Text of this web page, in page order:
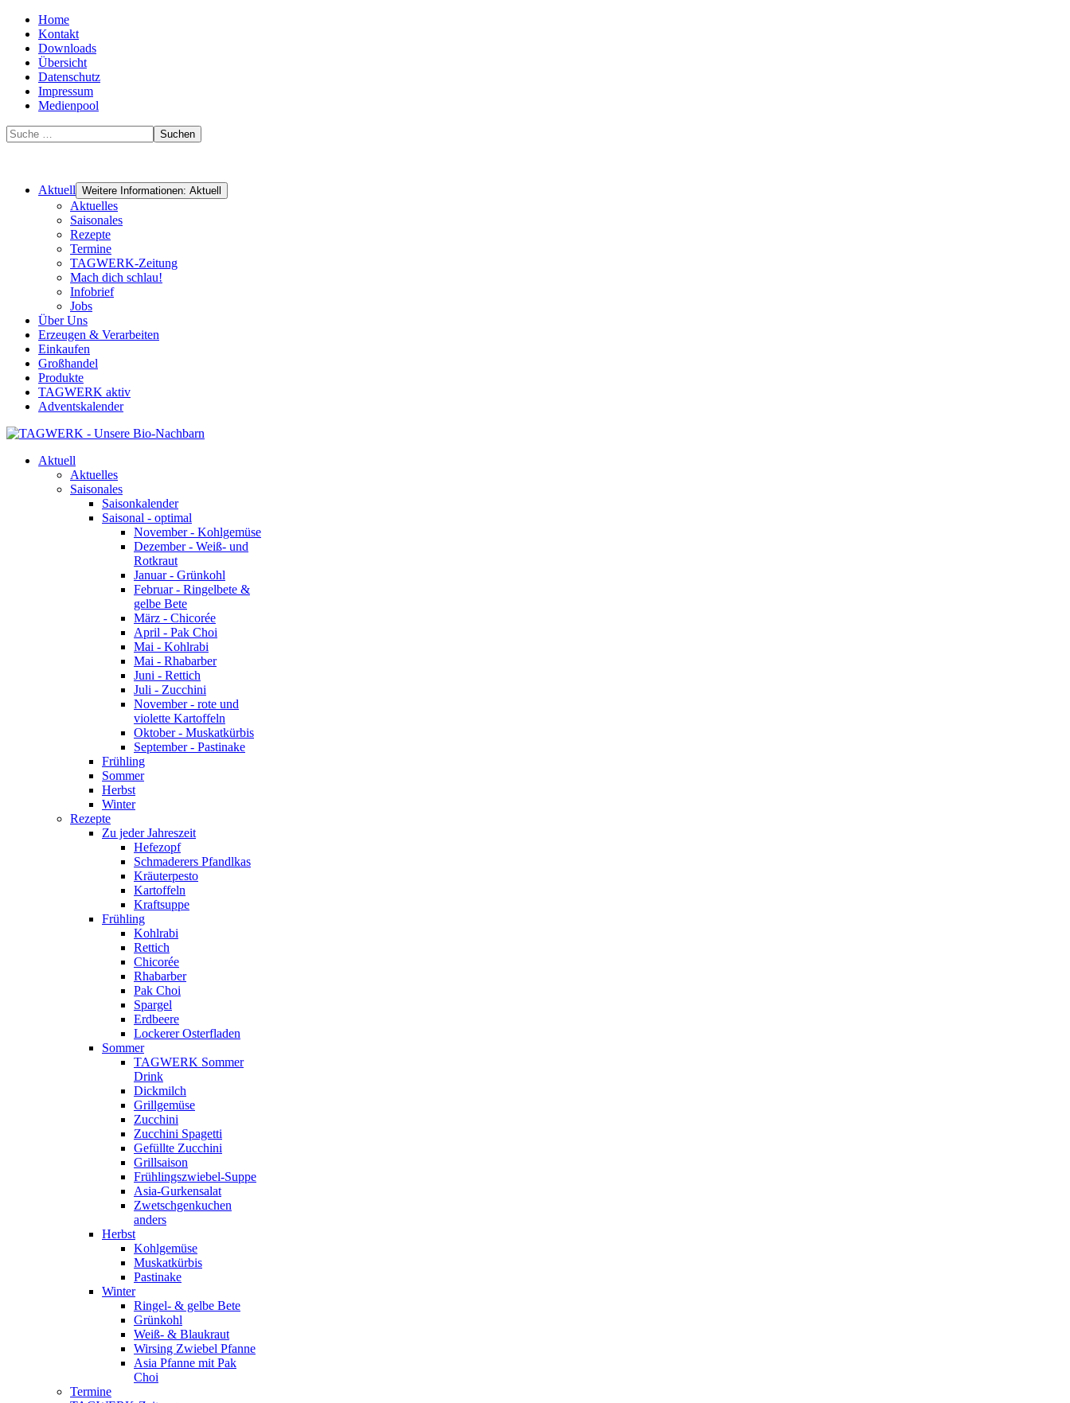
Home
Kontakt
Downloads
Übersicht
Datenschutz
Impressum
Medienpool
Suchen
Aktuell Weitere Informationen: Aktuell
Aktuelles
Saisonales
Rezepte
Termine
TAGWERK-Zeitung
Mach dich schlau!
Infobrief
Jobs
Über Uns
Erzeugen & Verarbeiten
Einkaufen
Großhandel
Produkte
TAGWERK aktiv
Adventskalender
Aktuell
Aktuelles
Saisonales
Saisonkalender
Saisonal - optimal
November - Kohlgemüse
Dezember - Weiß- und
Rotkraut
Januar - Grünkohl
Februar - Ringelbete &
gelbe Bete
März - Chicorée
April - Pak Choi
Mai - Kohlrabi
Mai - Rhabarber
Juni - Rettich
Juli - Zucchini
November - rote und
violette Kartoffeln
Oktober - Muskatkürbis
September - Pastinake
Frühling
Sommer
Herbst
Winter
Rezepte
Zu jeder Jahreszeit
Hefezopf
Schmaderers Pfandlkas
Kräuterpesto
Kartoffeln
Kraftsuppe
Frühling
Kohlrabi
Rettich
Chicorée
Rhabarber
Pak Choi
Spargel
Erdbeere
Lockerer Osterfladen
Sommer
TAGWERK Sommer
Drink
Dickmilch
Grillgemüse
Zucchini
Zucchini Spagetti
Gefüllte Zucchini
Grillsaison
Frühlingszwiebel-Suppe
Asia-Gurkensalat
Zwetschgenkuchen
anders
Herbst
Kohlgemüse
Muskatkürbis
Pastinake
Winter
Ringel- & gelbe Bete
Grünkohl
Weiß- & Blaukraut
Wirsing Zwiebel Pfanne
Asia Pfanne mit Pak
Choi
Termine